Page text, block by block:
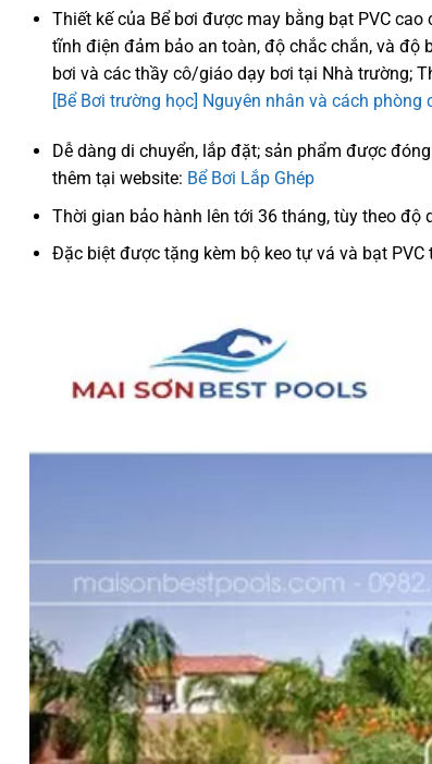
Thiết kế của Bể bơi được may bằng bạt PVC
tĩnh điện đảm bảo an toàn, độ chắc chắn, và độ
bơi và các thầy cô/giáo dạy bơi tại Nhà trường;
[Bể Bơi trường học] Nguyên nhân và cách
Dễ dàng di chuyển, lắp đặt; sản phẩm được
thêm tại website: Bể Bơi Lắp Ghép
Thời gian bảo hành lên tới 36 tháng, tùy theo độ
Đặc biệt được tặng kèm bộ keo tự vá và bạt